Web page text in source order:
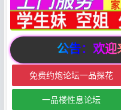
公告：欢迎
免费约炮论坛一品探花
一品楼性息论坛